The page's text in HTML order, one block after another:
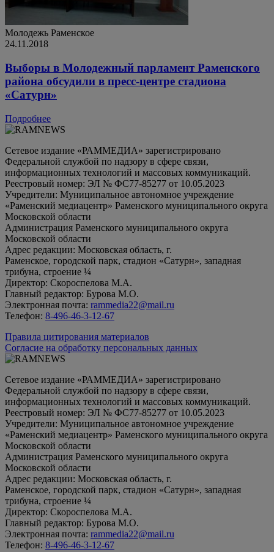
Молодежь Раменское
24.11.2018
Выборы в Молодежный парламент Раменского
района обсудили в пресс-центре стадиона
«Сатурн»
Подробнее
Сетевое издание «РАММЕДИА» зарегистрировано
Федеральной службой по надзору в сфере связи,
информационных технологий и массовых коммуникаций.
Реестровый номер: ЭЛ № ФС77-85277 от 10.05.2023
Учредители: Муниципальное автономное учреждение
«Раменский медиацентр» Раменского муниципального округа
Московской области
Администрация Раменского муниципального округа
Московской области
Адрес редакции: Московская область, г.
Раменское, городской парк, стадион «Сатурн», западная
трибуна, строение ¼
Директор: Скороспелова М.А.
Главный редактор: Бурова М.О.
Электронная почта: rammedia22@mail.ru
Телефон: 8-496-46-3-12-67
Правила цитирования материалов
Согласие на обработку персональных данных
Сетевое издание «РАММЕДИА» зарегистрировано
Федеральной службой по надзору в сфере связи,
информационных технологий и массовых коммуникаций.
Реестровый номер: ЭЛ № ФС77-85277 от 10.05.2023
Учредители: Муниципальное автономное учреждение
«Раменский медиацентр» Раменского муниципального округа
Московской области
Администрация Раменского муниципального округа
Московской области
Адрес редакции: Московская область, г.
Раменское, городской парк, стадион «Сатурн», западная
трибуна, строение ¼
Директор: Скороспелова М.А.
Главный редактор: Бурова М.О.
Электронная почта: rammedia22@mail.ru
Телефон: 8-496-46-3-12-67